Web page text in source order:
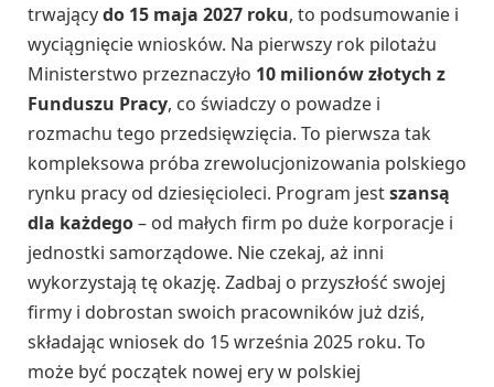
trwającydo 15 maja 2027 roku, to podsumowanie i
wyciągnięcie wniosków. Na pierwszy rok pilotażu
Ministerstwo przeznaczyło 10 milionów złotych z
Funduszu Pracy, co świadczy o powadze i
rozmachu tego przedsięwzięcia. To pierwsza tak
kompleksowa próba zrewolucjonizowania polskiego
rynku pracy od dziesięcioleci. Program jestszansą
dla każdego– od małych firm po duże korporacje i
jednostki samorządowe. Nie czekaj, aż inni
wykorzystają tę okazję. Zadbaj o przyszłość swojej
firmy i dobrostan swoich pracowników już dziś,
składając wniosek do 15 września 2025 roku. To
może być początek nowej ery w polskiej